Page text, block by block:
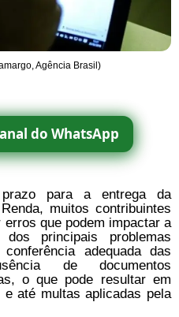
Agência Brasil)
do WhatsApp
para a entrega da
muitos contribuintes
que podem impactar a
principais problemas
adequada das
de documentos
o que pode resultar em
até multas aplicadas pela